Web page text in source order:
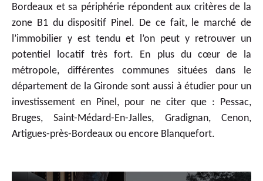
Bordeaux et sa périphérie répondent aux critères de la
zone B1 du dispositif Pinel. De ce fait, le marché de
l’immobilier y est tendu et l’on peut y retrouver un
potentiel locatif très fort. En plus du cœur de la
métropole, différentes communes situées dans le
département de la Gironde sont aussi à étudier pour un
investissement en Pinel, pour ne citer que : Pessac,
Bruges, Saint-Médard-En-Jalles, Gradignan, Cenon,
Artigues-près-Bordeaux ou encore Blanquefort.